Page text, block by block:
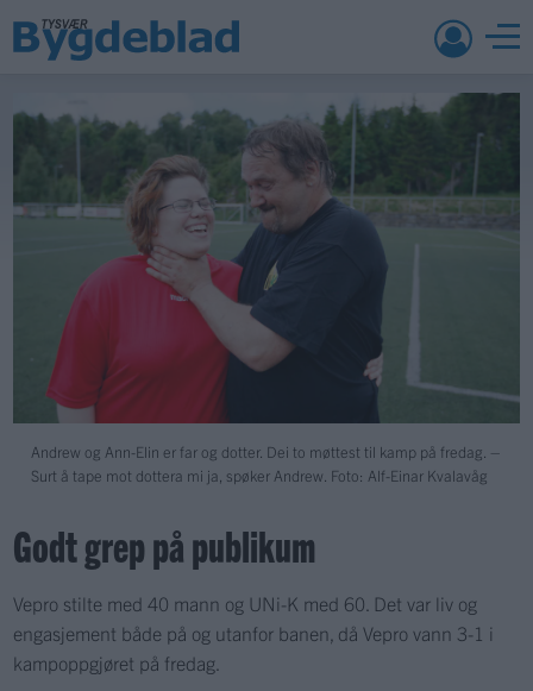
Andrew og Ann-Elin er far og dotter. Dei to møttest til kamp på fredag. –
Surt å tape mot dottera mi ja, spøker Andrew. Foto: Alf-Einar Kvalavåg
Godt grep på publikum
Vepro stilte med 40 mann og UNi-K med 60. Det var liv og
engasjement både på og utanfor banen, då Vepro vann 3-1 i
kampoppgjøret på fredag.